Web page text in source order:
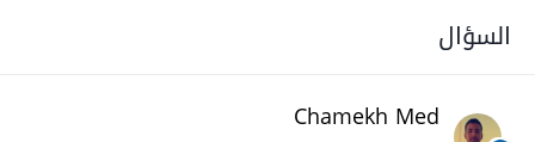
السؤال
Chamekh Med